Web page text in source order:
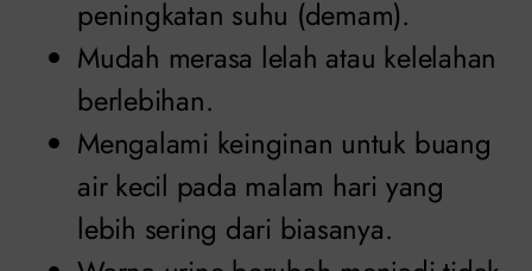
peningkatan suhu (demam).
Mudah merasa lelah atau kelelahan
berlebihan.
Mengalami keinginan untuk buang
air kecil pada malam hari yang
lebih sering dari biasanya.